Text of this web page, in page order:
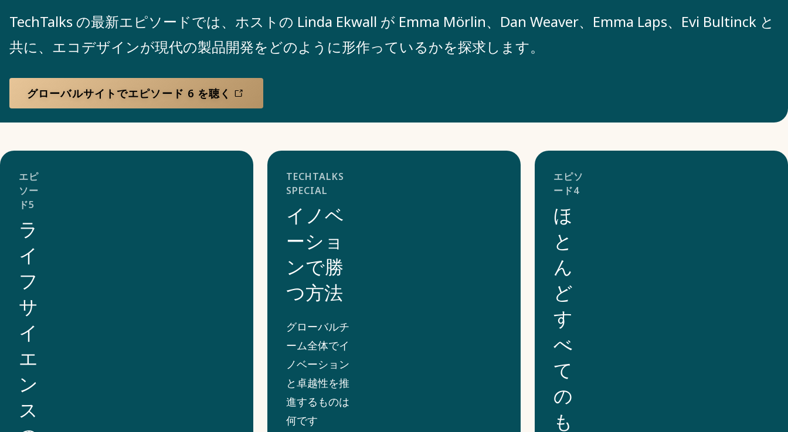
TechTalks の最新エピソードでは、ホストの Linda Ekwall が Emma Mörlin、Dan Weaver、Emma Laps、Evi Bultinck と
共に、エコデザインが現代の製品開発をどのように形作っているかを探求します。
グローバルサイトでエピソード 6 を聴く
エピ
ソー
ド5
ラ
イ
フ
サ
イ
エ
ン
ス
TECHTALKS
SPECIAL
イノベ
ーショ
ンで勝
つ方法
グローバルチ
ーム全体でイ
ノベーション
と卓越性を推
進するものは
何です
エピソ
ード4
ほ
と
ん
ど
す
べ
て
の
も